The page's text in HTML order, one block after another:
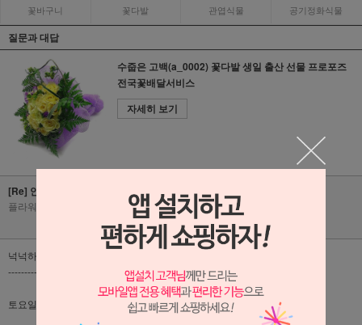
꽃바구니 꽃다발 관엽식물 공기정화식물
질문과 대답
수줍은 고백(a_0002) 꽃다발 생일 출산 선물 프로포즈
전국꽃배달서비스
자세히 보기
[Re] 안녕하세요. 플라워리퍼블릭입니다.
플라워리퍼블릭 2022-10-27 조회수 663
넉넉하게 금요일 6시 이전에 주문 주시면 됩니당!
-------------------------------------------------------------------------
토요일 점심에 꽃다발 받으려면 언제 신청해야 되나요?